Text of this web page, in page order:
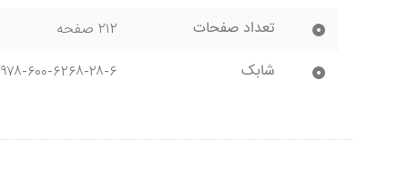
تعداد صفحات ۲۱۲ صفحه
شابک ۹۷۸-۶۰۰-۶۲۶۸-۲۸-۶